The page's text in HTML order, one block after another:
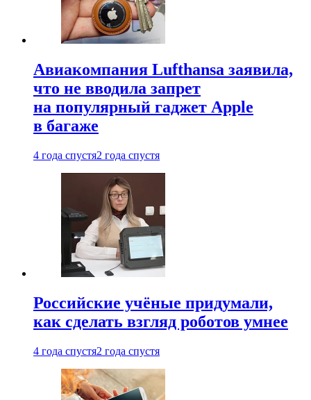
Авиакомпания Lufthansa заявила,
что не вводила запрет
на популярный гаджет Apple
в багаже
4 года спустя2 года спустя
Российские учёные придумали,
как сделать взгляд роботов умнее
4 года спустя2 года спустя